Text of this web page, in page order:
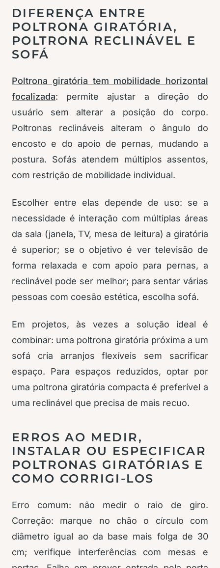
DIFERENÇA ENTRE
POLTRONA GIRATÓRIA,
POLTRONA RECLINÁVEL E
SOFÁ
Poltrona giratória tem mobilidade horizontal
focalizada: permite ajustar a direção do
usuário sem alterar a posição do corpo.
Poltronas reclináveis alteram o ângulo do
encosto e do apoio de pernas, mudando a
postura. Sofás atendem múltiplos assentos,
com restrição de mobilidade individual.
Escolher entre elas depende de uso: se a
necessidade é interação com múltiplas áreas
da sala (janela, TV, mesa de leitura) a giratória
é superior; se o objetivo é ver televisão de
forma relaxada e com apoio para pernas, a
reclinável pode ser melhor; para sentar várias
pessoas com coesão estética, escolha sofá.
Em projetos, às vezes a solução ideal é
combinar: uma poltrona giratória próxima a um
sofá cria arranjos flexíveis sem sacrificar
espaço. Para espaços reduzidos, optar por
uma poltrona giratória compacta é preferível a
uma reclinável que precisa de mais recuo.
ERROS AO MEDIR,
INSTALAR OU ESPECIFICAR
POLTRONAS GIRATÓRIAS E
COMO CORRIGI-LOS
Erro comum: não medir o raio de giro.
Correção: marque no chão o círculo com
diâmetro igual ao da base mais folga de 30
cm; verifique interferências com mesas e